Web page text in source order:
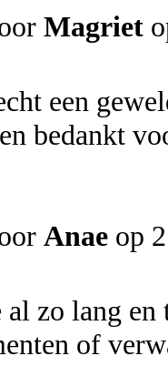
Magriet
een
bedankt
Anae op
zo lang en
of